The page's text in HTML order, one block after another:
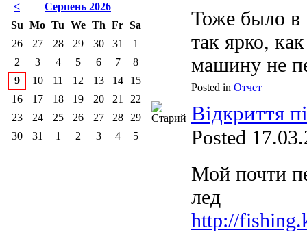
Тоже было в
так ярко,
машину не
Posted in Отчет
Відкриття
Posted
Мой почти
лед
http://
<
Серпень 2026
Su Mo Tu We Th Fr Sa
26
27 28 29 30 31
1
2
3 4 5 6 7
8
9
10 11 12 13 14
15
16
17 18 19 20 21
22
23
24 25 26 27 28
29
30
31 1 2 3 4 5